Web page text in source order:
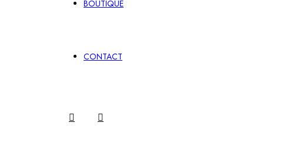
BOUTIQUE
CONTACT